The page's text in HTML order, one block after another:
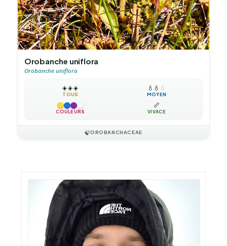
Orobanche uniflora
Orobanche uniflora
☀️☀️☀️
TOUS
💧 💧 💧
MOYEN
COULEURS
📏
VIVACE
🍃OROBANCHACEAE